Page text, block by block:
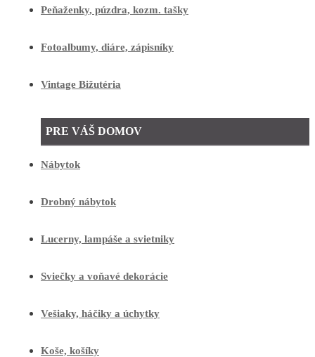
Peňaženky, púzdra, kozm. tašky
Fotoalbumy, diáre, zápisníky
Vintage Bižutéria
PRE VÁŠ DOMOV
Nábytok
Drobný nábytok
Lucerny, lampáše a svietniky
Sviečky a voňavé dekorácie
Vešiaky, háčiky a úchytky
Koše, košíky